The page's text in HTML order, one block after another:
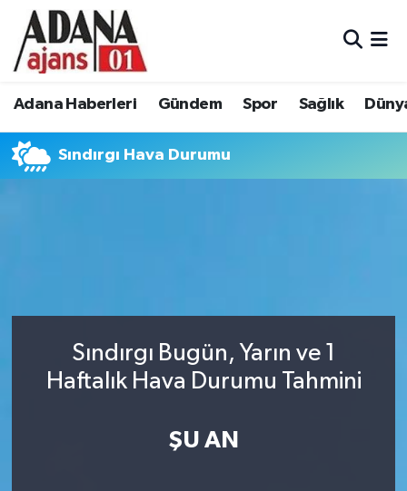
Adana Haberleri Gündem Spor Sağlık
Sındırgı Hava Durumu
Sındırgı Bugün, Yarın ve 1
Haftalık Hava Durumu Tahmini
ŞU AN
Adana Haberleri
Spor
Siyaset
Ekonomi
Adana Nöbetçi Eczaneler
Adana Namaz Vakitleri
Son Dakika Haberleri
Haber Arşivi